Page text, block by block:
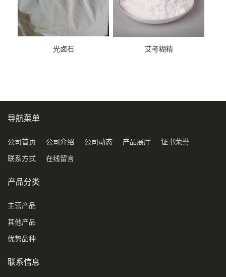
光卤石 艾考糊精
导航菜单
公司首页 公司介绍 公司动态 产品展厅 证书荣誉
联系方式 在线留言
产品分类
主营产品
其他产品
优势品种
联系信息